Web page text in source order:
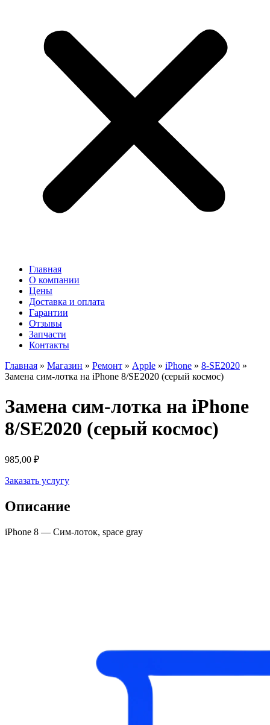
Главная
О компании
Цены
Доставка и оплата
Гарантии
Отзывы
Запчасти
Контакты
Главная » Магазин » Ремонт » Apple » iPhone » 8-SE2020 »
Замена сим-лотка на iPhone 8/SE2020 (серый космос)
Замена сим-лотка на iPhone
8/SE2020 (серый космос)
985,00 ₽
Заказать услугу
Описание
iPhone 8 — Сим-лоток, space gray